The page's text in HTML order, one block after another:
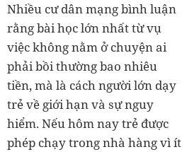
Nhiều cư dân mạng bình luận
rằng bài học lớn nhất từ vụ
việc không nằm ở chuyện ai
phải bồi thường bao nhiêu
tiền, mà là cách người lớn dạy
trẻ về giới hạn và sự nguy
hiểm. Nếu hôm nay trẻ được
phép chạy trong nhà hàng vì ít